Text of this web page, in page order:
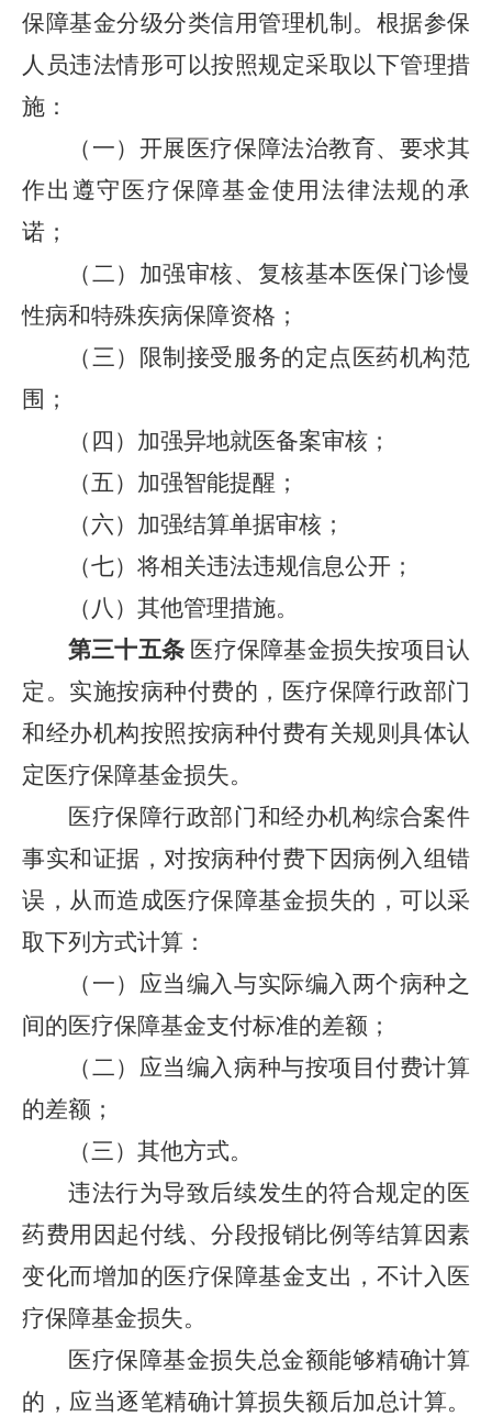
保障基金分级分类信用管理机制。根据参保
人员违法情形可以按照规定采取以下管理措
施：
（一）开展医疗保障法治教育、要求其
作出遵守医疗保障基金使用法律法规的承
诺；
（二）加强审核、复核基本医保门诊慢
性病和特殊疾病保障资格；
（三）限制接受服务的定点医药机构范
围；
（四）加强异地就医备案审核；
（五）加强智能提醒；
（六）加强结算单据审核；
（七）将相关违法违规信息公开；
（八）其他管理措施。
第三十五条 医疗保障基金损失按项目认
定。实施按病种付费的，医疗保障行政部门
和经办机构按照按病种付费有关规则具体认
定医疗保障基金损失。
医疗保障行政部门和经办机构综合案件
事实和证据，对按病种付费下因病例入组错
误，从而造成医疗保障基金损失的，可以采
取下列方式计算：
（一）应当编入与实际编入两个病种之
间的医疗保障基金支付标准的差额；
（二）应当编入病种与按项目付费计算
的差额；
（三）其他方式。
违法行为导致后续发生的符合规定的医
药费用因起付线、分段报销比例等结算因素
变化而增加的医疗保障基金支出，不计入医
疗保障基金损失。
医疗保障基金损失总金额能够精确计算
的，应当逐笔精确计算损失额后加总计算。